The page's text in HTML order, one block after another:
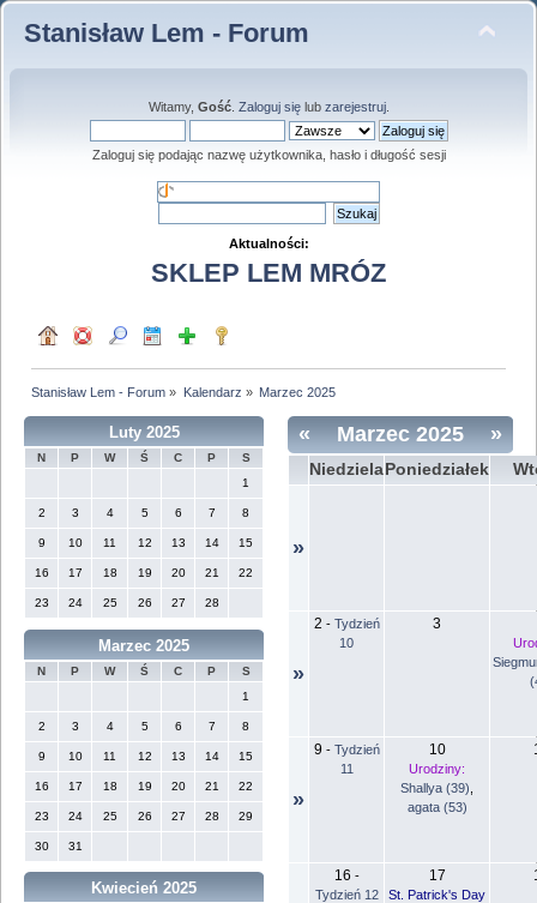
Stanisław Lem - Forum
Witamy, Gość. Zaloguj sięlub zarejestruj.
Zaloguj się podając nazwę użytkownika, hasło i długość sesji
Aktualności:
SKLEP LEM MRÓZ
Stanisław Lem - Forum » Kalendarz » Marzec 2025
Luty 2025
N P W Ś C P
S
1
2 3 4 5 6 7 8
9 10 11 12 13 14 15
16 17 18 19 20 21 22
23 24 25 26 27 28
Marzec 2025
N P W Ś C P
S
1
2 3 4 5 6 7 8
9 10 11 12 13 14 15
16 17 18 19 20 21 22
23 24 25 26 27 28 29
30 31
Kwiecień 2025
« »
Marzec 2025
Niedziela Poniedziałek
»
»
2 - Tydzień
10
3
»
9 - Tydzień
11
10
Urodziny:
Shallya (39)
agata (53)
16 -
Tydzień 12
17
St. Patrick's Day